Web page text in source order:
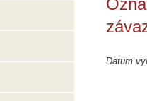
Datum